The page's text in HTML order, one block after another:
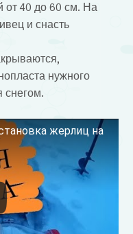
40 до 60 см. На
и снасть
нужного
снегом.
жерлиц на